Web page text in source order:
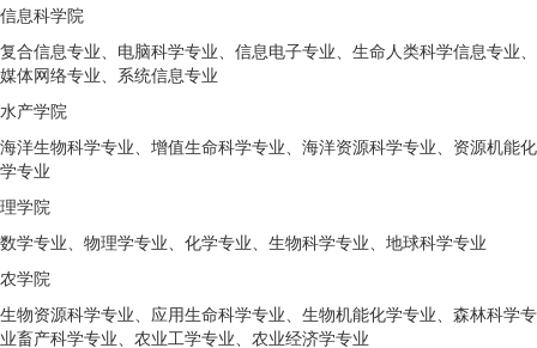
信息科学院
复合信息专业、电脑科学专业、信息电子专业、生命人类科学信息专业、
媒体网络专业、系统信息专业
水产学院
海洋生物科学专业、增值生命科学专业、海洋资源科学专业、资源机能化
学专业
理学院
数学专业、物理学专业、化学专业、生物科学专业、地球科学专业
农学院
生物资源科学专业、应用生命科学专业、生物机能化学专业、森林科学专
业畜产科学专业、农业工学专业、农业经济学专业